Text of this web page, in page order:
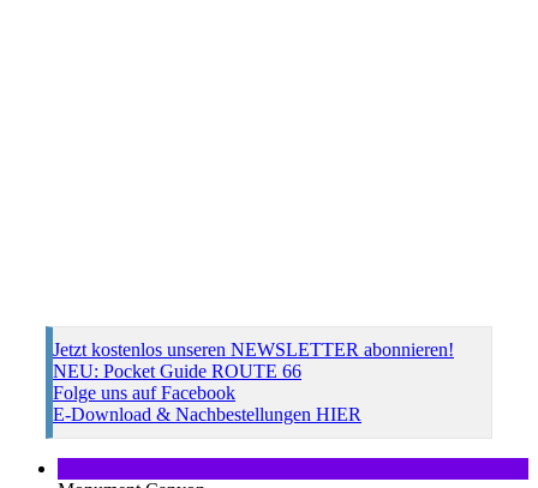
Jetzt kostenlos unseren NEWSLETTER abonnieren!
NEU: Pocket Guide ROUTE 66
Folge uns auf Facebook
E-Download & Nachbestellungen HIER